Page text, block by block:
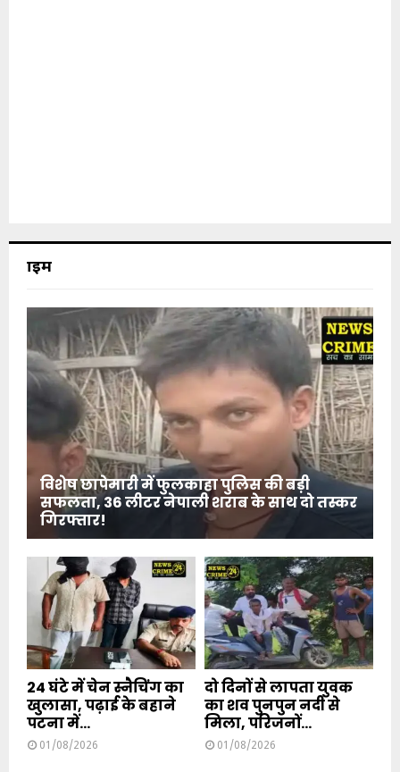
क्राइम
विशेष छापेमारी में फुलकाहा पुलिस की बड़ी
सफलता, 36 लीटर नेपाली शराब के साथ दो तस्कर
गिरफ्तार!
24 घंटे में चेन स्नैचिंग का
खुलासा, पढ़ाई के बहाने
पटना में...
01/08/2026
दो दिनों से लापता युवक
का शव पुनपुन नदी से
मिला, परिजनों...
01/08/2026